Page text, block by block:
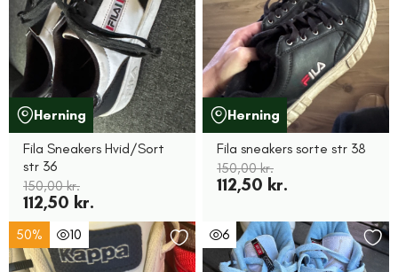
Herning
Fila Sneakers Hvid/Sort
str 36
150,00 kr.
112,50 kr.
Herning
Fila sneakers sorte str 38
150,00 kr.
112,50 kr.
50% 10 6